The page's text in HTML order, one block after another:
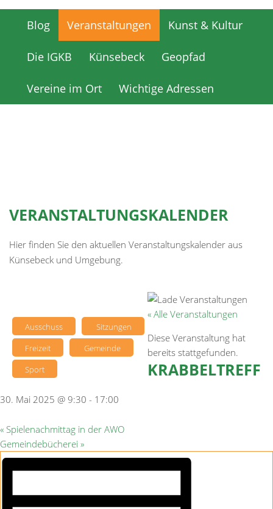
Blog Veranstaltungen Kunst & Kultur
Die IGKB Künsebeck Geopfad
Vereine im Ort Wichtige Adressen
VERANSTALTUNGSKALENDER
Hier finden Sie den aktuellen Veranstaltungskalender aus
Künsebeck und Umgebung.
Ausschuss
Sitzungen
Freizeit
Gemeinde
Sport
« Alle Veranstaltungen
Diese Veranstaltung hat
bereits stattgefunden.
KRABBELTREFF
30. Mai 2025 @ 9:30 - 17:00
« Spielenachmittag in der AWO
Gemeindebücherei »